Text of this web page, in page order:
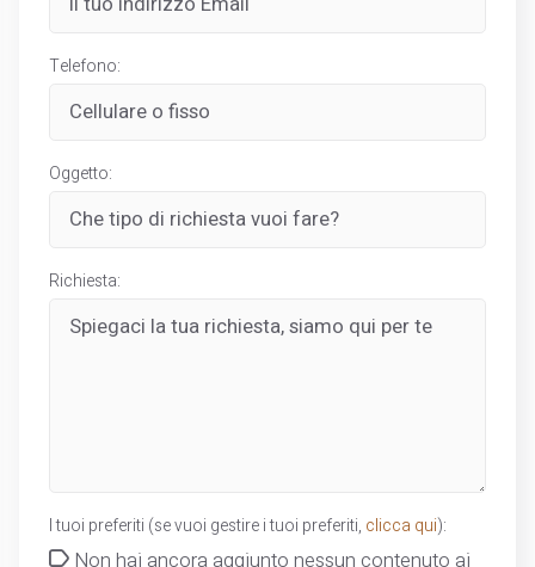
Telefono:
Oggetto:
Richiesta:
I tuoi preferiti (se vuoi gestire i tuoi preferiti, clicca qui):
Non hai ancora aggiunto nessun contenuto ai